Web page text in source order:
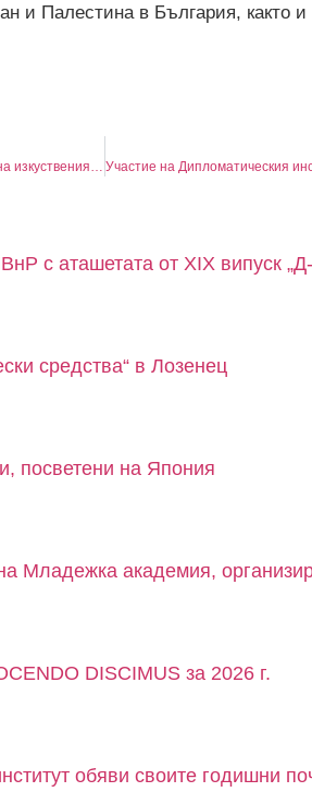
и Палестина в България, както
с аташетата от XIX випуск
средства“ в Лозенец
посветени на Япония
Младежка академия,
DISCIMUS за 2026 г.
обяви своите годишни